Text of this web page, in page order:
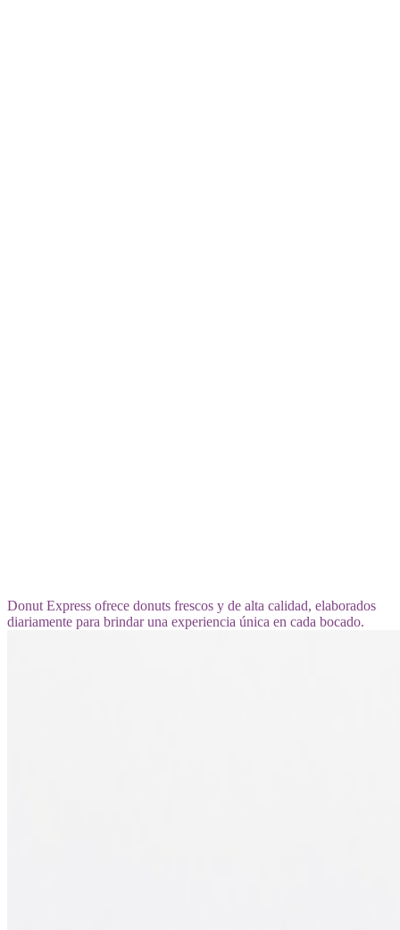
Donut Express ofrece donuts frescos y de alta calidad, elaborados
diariamente para brindar una experiencia única en cada bocado.